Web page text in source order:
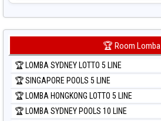
🏆 Room Lomba
🏆 LOMBA SYDNEY LOTTO 5 LINE
🏆 SINGAPORE POOLS 5 LINE
🏆 LOMBA HONGKONG LOTTO 5 LINE
🏆 LOMBA SYDNEY POOLS 10 LINE